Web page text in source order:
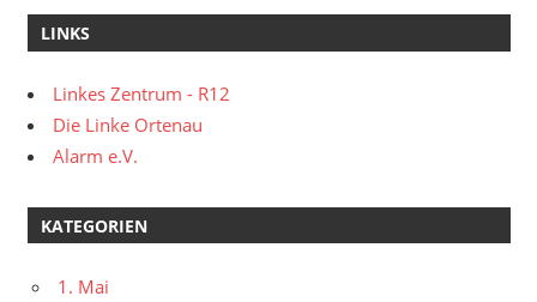
LINKS
Linkes Zentrum - R12
Die Linke Ortenau
Alarm e.V.
KATEGORIEN
1. Mai